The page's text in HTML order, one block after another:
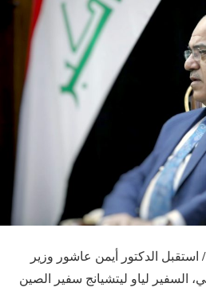
/أ ش أ / استقبل الدكتور أيمن عاشور وزير
السفير لياو ليتشيانج سفير الصين